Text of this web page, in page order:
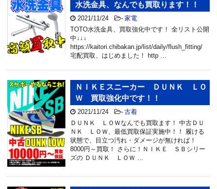
水洗金具、なんでも買取ります！！
2021/11/24 - 家電
TOTO水洗金具、買取強化中です！ 全リスト公開
中↓↓↓
https://kaitori.chibakan.jp/list/daily/flush_fitting/
宅配買取、はじめました！ http …
ＮＩＫＥスニーカー ＤＵＮＫ ＬＯ
Ｗ 買取強化中です！！
2021/11/24 - 古着
ＤＵＮＫ ＬＯＷなんでも買取ます！ 中古ＤＵ
ＮＫ ＬＯＷ、最低買取保証実施中！！ 履ける
状態で、目立つ汚れ・ダメージが無ければ！
8000円～買取！ さらに！ＮＩＫＥ ＳＢシリー
ズの ＤＵＮＫ ＬＯＷ …